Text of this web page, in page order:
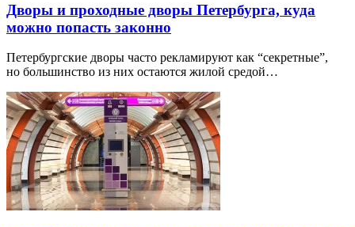
Дворы и проходные дворы Петербурга, куда
можно попасть законно
Петербургские дворы часто рекламируют как “секретные”,
но большинство из них остаются жилой средой…